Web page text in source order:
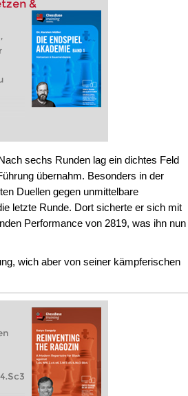
&
sechs Runden lag ein dichtes Feld
übernahm. Besonders in der
Duellen gegen unmittelbare
letzte Runde. Dort sicherte er sich mit
Performance von 2819, was ihn nun
wich aber von seiner kämpferischen